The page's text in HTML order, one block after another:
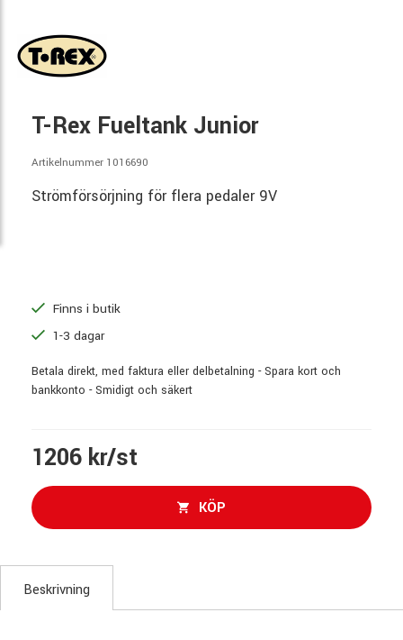
T-Rex Fueltank Junior
Artikelnummer 1016690
Strömförsörjning för flera pedaler 9V
Finns i butik
1-3 dagar
Betala direkt, med faktura eller delbetalning - Spara kort och
bankkonto - Smidigt och säkert
1206 kr/st
KÖP
Beskrivning